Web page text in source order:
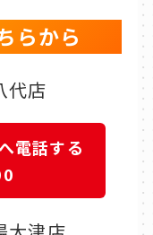
らから
代店
電話する